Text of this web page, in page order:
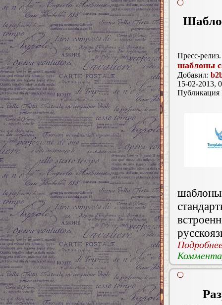
Пресс-релиз.
шаблоны
Добавил:
15-02-2013,
шаблоны